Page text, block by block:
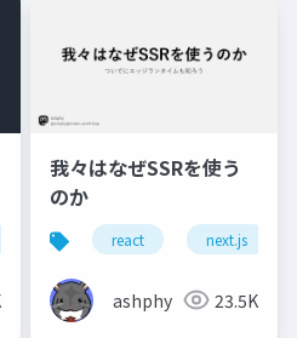
我々はなぜSSRを使う
のか
react next.js
ashphy 23.5K